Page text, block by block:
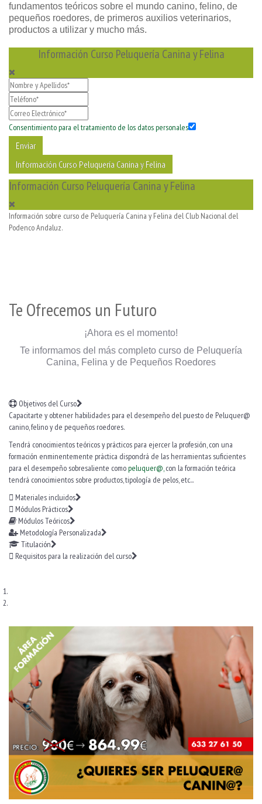
fundamentos teóricos sobre el mundo canino, felino, de
pequeños roedores, de primeros auxilios veterinarios,
productos a utilizar y mucho más.
Información Curso Peluquería Canina y Felina
Consentimiento para el tratamiento de los datos personales
Enviar
Información Curso Peluquería Canina y Felina
Información Curso Peluquería Canina y Felina
Información sobre curso de Peluquería Canina y Felina del Club Nacional del
Podenco Andaluz.
Te Ofrecemos un Futuro
¡Ahora es el momento!
Te informamos del más completo curso de Peluquería
Canina, Felina y de Pequeños Roedores
Objetivos del Curso
Capacitarte y obtener habilidades para el desempeño del puesto de Peluquer@
canino, felino y de pequeños roedores.
Tendrá conocimientos teóricos y prácticos para ejercer la profesión, con una
formación enminentemente práctica dispondrá de las herramientas suficientes
para el desempeño sobresaliente comopeluquer@,con la formación teórica
tendrá conocimientos sobre productos, tipología de pelos, etc...
Materiales incluidos
Módulos Prácticos
Módulos Teóricos
Metodología Personalizada
Titulación
Requisitos para la realización del curso